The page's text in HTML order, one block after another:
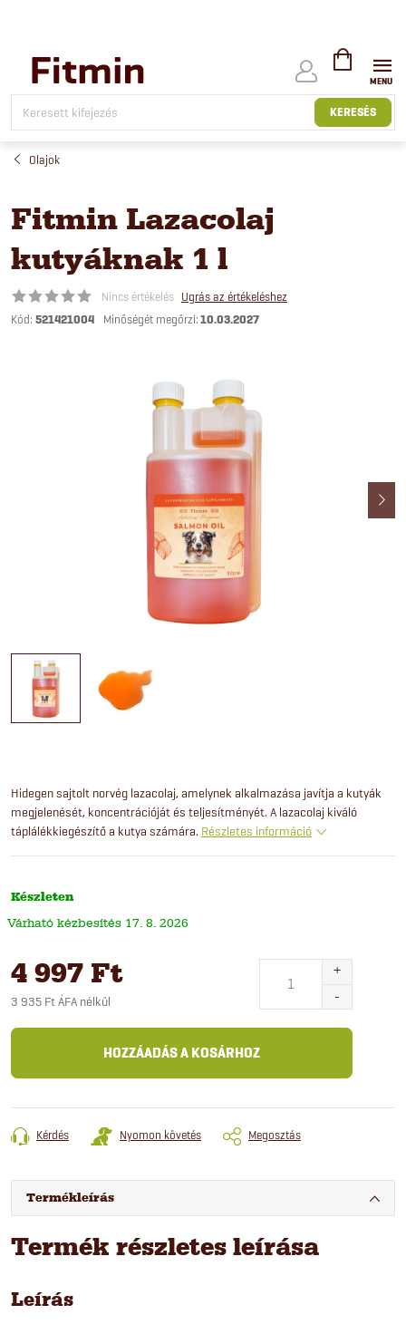
tartalomhoz
KERESÉS
KOSÁR
Olajok
Fitmin Lazacolaj
kutyáknak 1 l
Nincs értékelés Ugrás az értékeléshez
Kód: 521421004 10.03.2027
Hidegen sajtolt norvég lazacolaj, amelynek alkalmazása javítja a kutyák
megjelenését, koncentrációját és teljesítményét. A lazacolaj kiváló
táplálékkiegészítő a kutya számára. Részletes információ
Készleten
17. 8. 2026
4 997 Ft
3 935 Ft ÁFA nélkül
HOZZÁADÁS A KOSÁRHOZ
Kérdés Nyomon követés Megosztás
Termékleírás
Termék részletes leírása
Leírás